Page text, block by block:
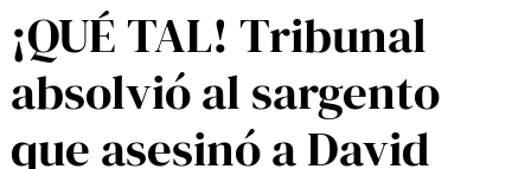
¡QUÉ TAL! Tribunal
absolvió al sargento
que asesinó a David